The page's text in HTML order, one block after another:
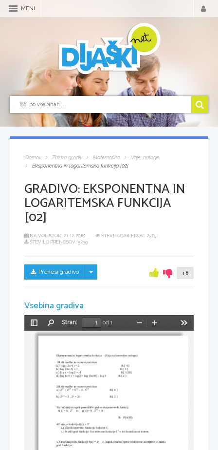
MENI
Domov Zbirka gradiv Matematika
Vaje, naloge
Eksponentna in logaritemska funkcija [02]
GRADIVO:EKSPONENTNA IN
LOGARITEMSKA FUNKCIJA
[02]
NA VOLJO OD: 21.12.2018
ŠTEVILO OGLEDOV: 2375
ŠTEVILO PRENOSOV: 5239
Prenesi gradivo Skrij/prikaži meni +6
Vsebina gradiva
Preklopi
stransko
Stran:
od 1
Pomanjšaj
Eksponentna in logaritemska funkcija    (Vaja za kontrolno nalogo)
1.Reši enačbe in napravi preizkus:
a.)  log3 (2x+1) = 2
    R:[ 4 ]
b.) log (3x+1) = 1
  R:[ 3 ]
c.) log x + log 2 = -1
   R:[ 1/20]
d.) log (x+1) + log 2 = log (5x+8) – log 3
R:[ 2 ]
2.Reši enačbe in napravi preizkus:
a.) 2x-3 + 2x-5 = 5x-4 – 3 . 5 x-5 R:[ 6 ]
b.) 2x+1 + 3 . 2x = 20 R:[ 2 ]
3.Izračunaj in zapiši presečišče grafov eksponentnih funkcij
   f(x) = 5 . 2
x
     in     g(x) = 9 . 2
x-1 + 8  :
R:   P[4,80)
4.Dana je funkcija f(x) = 3x
a.) Zapiši inverzno funkcijo funkcije f.
b.) Nariši graf funkcije f in inverzne funkcije f v isti koordinatni sistem.
5.)Izračunaj ničlo funkcije f(x) = 3x – 3 , zapiši enačbo njene vodoravne asimptote in nariši
graf funkcije.